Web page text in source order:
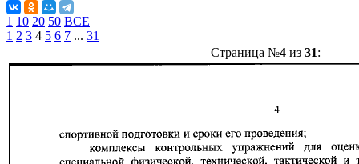
1 10 20 50 ВСЕ
1 2 3 4 5 6 7 ... 31
Страница №4из 31: